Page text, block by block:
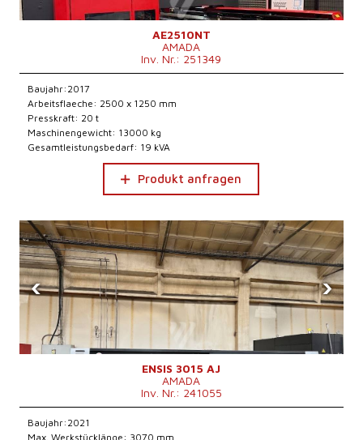
AE2510NT
AMADA
Inv. Nr.: 251349
Baujahr:2017
Arbeitsflaeche: 2500 x 1250 mm
Presskraft: 20 t
Maschinengewicht: 13000 kg
Gesamtleistungsbedarf: 19 kVA
Produkt anfragen
‹ ›
ENSIS 3015 AJ
AMADA
Inv. Nr.: 241055
Baujahr:2021
Max. Werkstücklänge: 3070 mm